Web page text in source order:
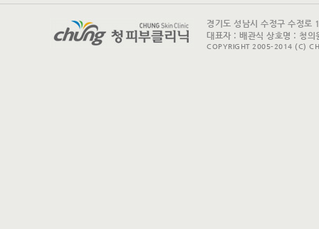
경기도 성남시 수정구 수정
대표자 : 배관식 상호명 : 청
COPYRIGHT 2005-2014 (C)